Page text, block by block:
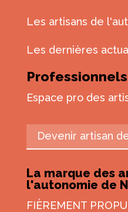
Les artisans de
Les dernières
Professionnels
Espace pro des
Devenir artisan
La marque des
l'autonomie de
FIÈREMENT